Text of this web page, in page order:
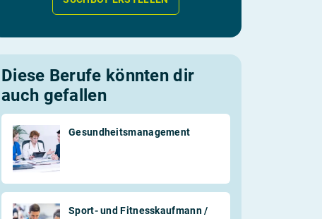
Diese Berufe könnten dir
auch gefallen
Gesundheitsmanagement
Sport- und Fitnesskaufmann /